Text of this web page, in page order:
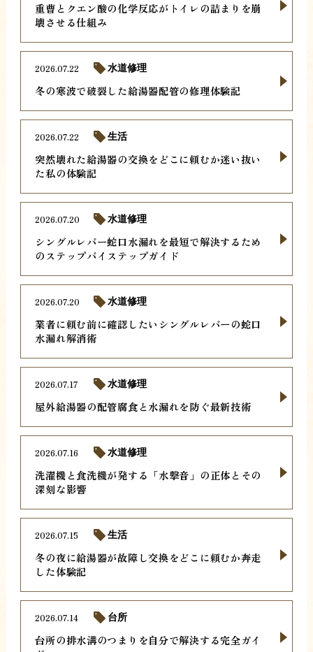
重曹とクエン酸の化学反応がトイレの詰まりを崩
壊させる仕組み
冬の寒波で破裂した給湯器配管の修理体験記
2026.07.22 水道修理
突然壊れた給湯器の交換をどこに頼むか迷い抜い
た私の体験記
2026.07.22 生活
シングルレバー蛇口水漏れを最短で解決するため
のステップバイステップガイド
2026.07.20 水道修理
業者に頼む前に確認したいシングルレバーの蛇口
水漏れ解消術
2026.07.20 水道修理
屋外給湯器の配管腐食と水漏れを防ぐ最新技術
2026.07.17 水道修理
洗濯機と食洗機が発する「水撃音」の正体とその
深刻な影響
2026.07.16 水道修理
冬の夜に給湯器が故障し交換をどこに頼むか奔走
した体験記
2026.07.15 生活
台所の排水溝のつまりを自分で解決する完全ガイ
2026.07.14 台所